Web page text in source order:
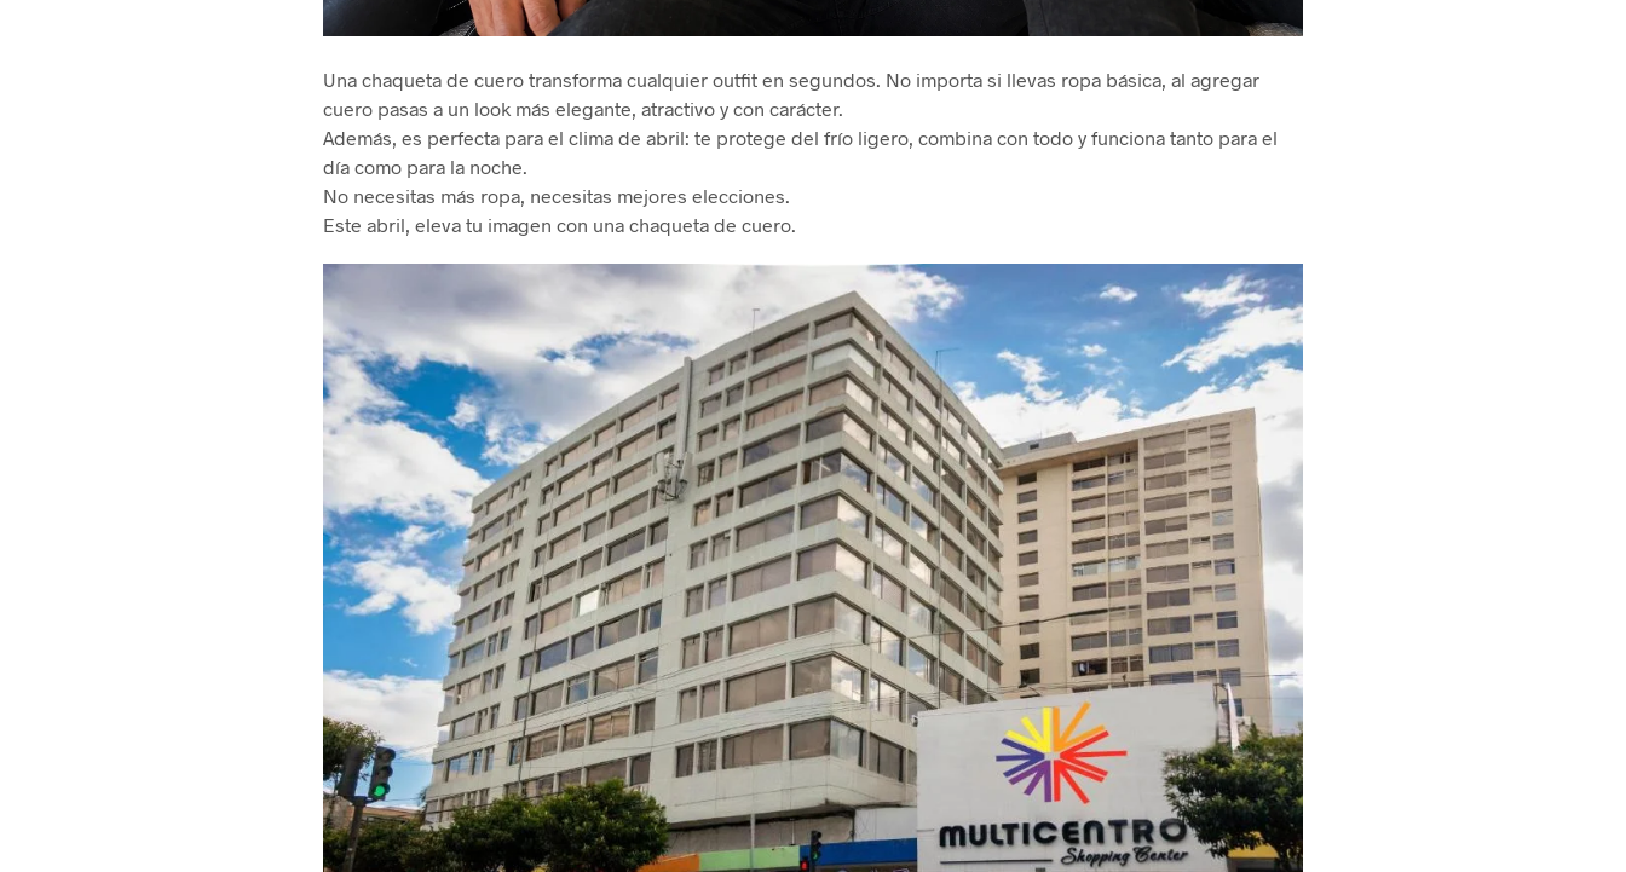
Una chaqueta de cuero transforma cualquier outfit en segundos. No importa si llevas ropa básica, al agregar
cuero pasas a un look más elegante, atractivo y con carácter.
Además, es perfecta para el clima de abril: te protege del frío ligero, combina con todo y funciona tanto para el
día como para la noche.
No necesitas más ropa, necesitas mejores elecciones.
Este abril, eleva tu imagen con una chaqueta de cuero.